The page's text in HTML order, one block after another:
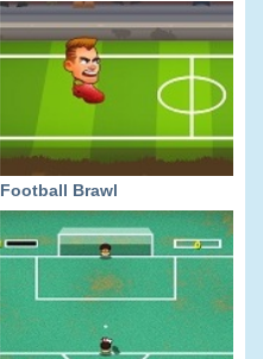
Football Brawl